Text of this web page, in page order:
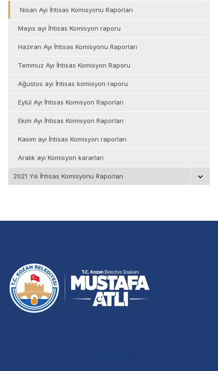
Nisan Ayı İhtisas Komisyonu Raporları
Mayıs ayı İhtisas Komisyon raporu
Haziran Ayı İhtisas Komisyonu Raporları
Temmuz Ayı İhtisas Komisyon Raporu
Ağustos ayı İhtisas komisyon raporu
Eylül Ayı İhtisas Komisyon Raporları
Ekim Ayı İhtisas Komisyon Raporları
Kasım ayı İhtisas Komisyon raporları
Aralık ayı Komisyon kararları
2021 Yılı İhtisas Komisyonu Raporları